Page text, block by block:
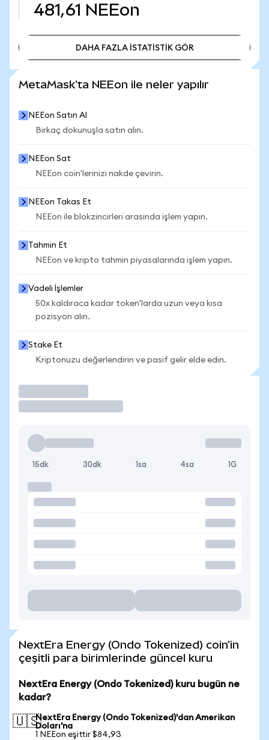
481,61 NEEon
DAHA FAZLA İSTATİSTİK GÖR
MetaMask'ta NEEon ile neler yapılır
NEEon Satın Al
Birkaç dokunuşla satın alın.
NEEon Sat
NEEon coin'lerinizi nakde çevirin.
NEEon Takas Et
NEEon ile blokzincirleri arasında işlem yapın.
Tahmin Et
NEEon ve kripto tahmin piyasalarında işlem yapın.
Vadeli İşlemler
50x kaldıraca kadar token'larda uzun veya kısa
pozisyon alın.
Stake Et
Kriptonuzu değerlendirin ve pasif gelir elde edin.
15dk 30dk 1sa 4sa 1G
NextEra Energy (Ondo Tokenized) coin'in
çeşitli para birimlerinde güncel kuru
NextEra Energy (Ondo Tokenized) kuru bugün ne
kadar?
🇺🇸NextEra Energy (Ondo Tokenized)'dan Amerikan
Doları'na
1 NEEon eşittir $84,93